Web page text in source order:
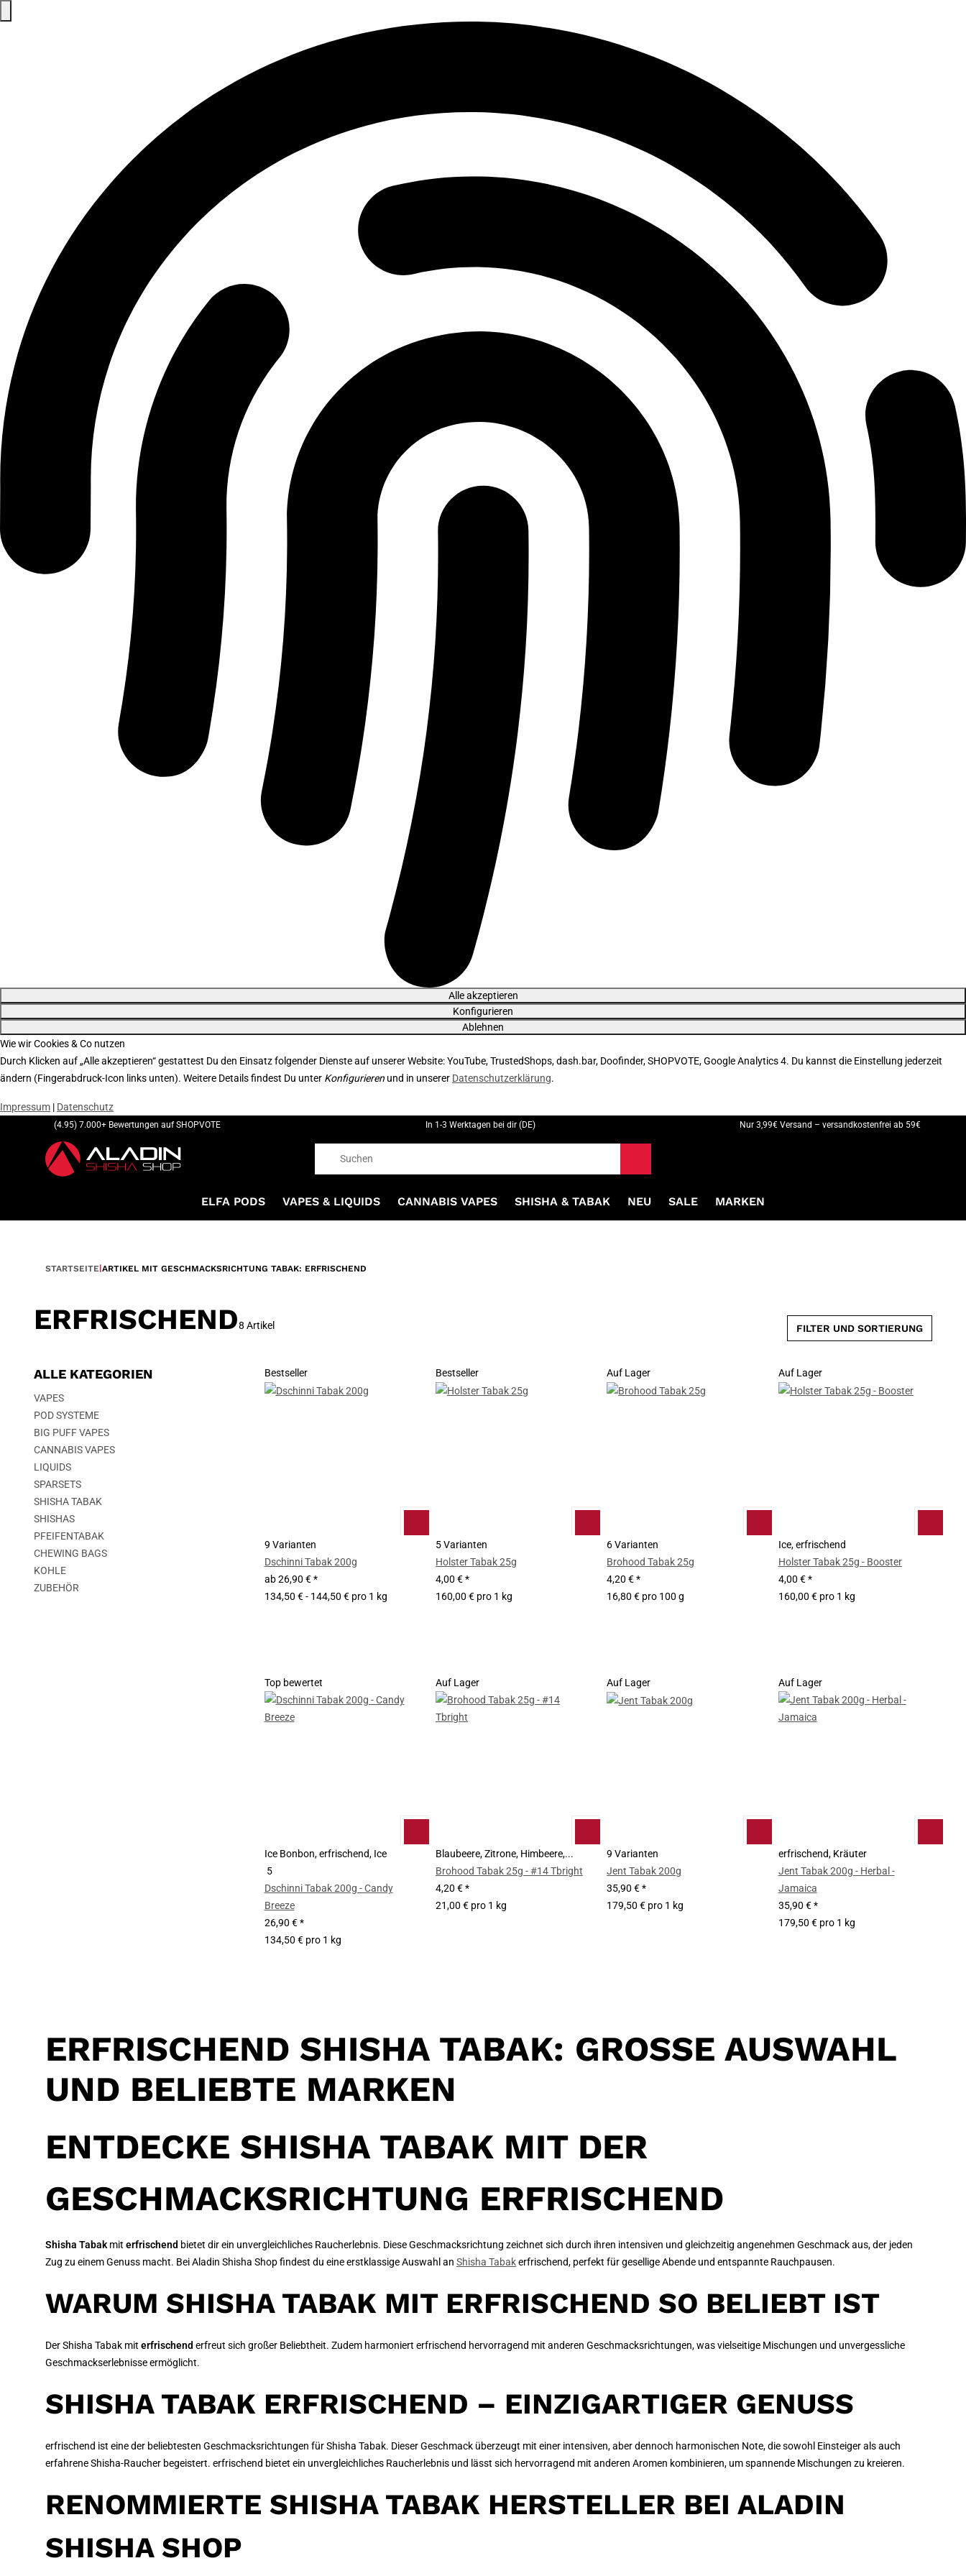
Alle akzeptieren
Konfigurieren
Ablehnen
Wie wir Cookies & Co nutzen
Durch Klicken auf „Alle akzeptieren“ gestattest Du den Einsatz folgender Dienste auf unserer Website: YouTube, TrustedShops, dash.bar, Doofinder, SHOPVOTE, Google Analytics 4. Du kannst die Einstellung jederzeit
ändern (Fingerabdruck-Icon links unten). Weitere Details findest Du unter Konfigurieren und in unserer Datenschutzerklärung.
Impressum | Datenschutz
(4.95) 7.000+ Bewertungen auf SHOPVOTE In 1-3 Werktagen bei dir (DE) Nur 3,99€ Versand – versandkostenfrei ab 59€
ELFA PODS VAPES & LIQUIDS CANNABIS VAPES SHISHA & TABAK NEU SALE MARKEN
STARTSEITE ARTIKEL MIT GESCHMACKSRICHTUNG TABAK: ERFRISCHEND
Bestseller
9 Varianten
Dschinni Tabak 200g
ab26,90 €*
134,50 € - 144,50 € pro 1 kg
Bestseller
5 Varianten
Holster Tabak 25g
4,00 €*
160,00 € pro 1 kg
Auf Lager
6 Varianten
Brohood Tabak 25g
4,20 €*
16,80 € pro 100 g
Auf Lager
Ice, erfrischend
Holster Tabak 25g - Booster
4,00 €*
160,00 € pro 1 kg
Top bewertet
Ice Bonbon, erfrischend, Ice
5
Dschinni Tabak 200g - Candy
Breeze
26,90 €*
134,50 € pro 1 kg
Auf Lager
Blaubeere, Zitrone, Himbeere,...
Brohood Tabak 25g - #14 Tbright
4,20 €*
21,00 € pro 1 kg
Auf Lager
9 Varianten
Jent Tabak 200g
35,90 €*
179,50 € pro 1 kg
Auf Lager
erfrischend, Kräuter
Jent Tabak 200g - Herbal -
Jamaica
35,90 €*
179,50 € pro 1 kg
ALLE KATEGORIEN
VAPES
POD SYSTEME
BIG PUFF VAPES
CANNABIS VAPES
LIQUIDS
SPARSETS
SHISHA TABAK
SHISHAS
PFEIFENTABAK
CHEWING BAGS
KOHLE
ZUBEHÖR
ERFRISCHEND8 Artikel FILTER UND SORTIERUNG
ERFRISCHEND SHISHA TABAK: GROSSE AUSWAHL U
ND BELIEBTE MARKEN
ENTDECKE SHISHA TABAK MIT DER
GESCHMACKSRICHTUNG ERFRISCHEND
Shisha Tabak mit erfrischend bietet dir ein unvergleichliches Raucherlebnis. Diese Geschmacksrichtung zeichnet sich durch ihren intensiven und gleichzeitig angenehmen Geschmack aus, der jeden
Zug zu einem Genuss macht. Bei Aladin Shisha Shop findest du eine erstklassige Auswahl an Shisha Tabakerfrischend, perfekt für gesellige Abende und entspannte Rauchpausen.
WARUM SHISHA TABAK MIT ERFRISCHEND SO BELIEBT IST
Der Shisha Tabak mit erfrischend erfreut sich großer Beliebtheit. Zudem harmoniert erfrischend hervorragend mit anderen Geschmacksrichtungen, was vielseitige Mischungen und unvergessliche
Geschmackserlebnisse ermöglicht.
SHISHA TABAK ERFRISCHEND – EINZIGARTIGER GENUSS
erfrischend ist eine der beliebtesten Geschmacksrichtungen für Shisha Tabak. Dieser Geschmack überzeugt mit einer intensiven, aber dennoch harmonischen Note, die sowohl Einsteiger als auch
erfahrene Shisha-Raucher begeistert. erfrischend bietet ein unvergleichliches Raucherlebnis und lässt sich hervorragend mit anderen Aromen kombinieren, um spannende Mischungen zu kreieren.
RENOMMIERTE SHISHA TABAK HERSTELLER BEI ALADIN
SHISHA SHOP